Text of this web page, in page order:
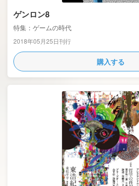
ゲンロン8
特集：ゲームの時代
2018年05月25日刊行
購入する